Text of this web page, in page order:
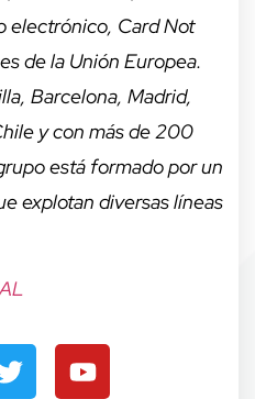
electrónico, Card Not
de la Unión Europea.
Barcelona, Madrid,
y con más de 200
está formado por un
explotan diversas líneas